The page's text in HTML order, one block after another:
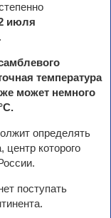
июля
.
температура
может немного
определять
которого
поступать